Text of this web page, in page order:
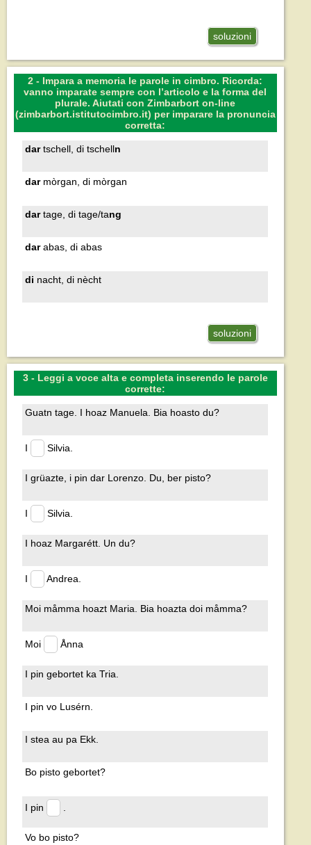
soluzioni
2 - Impara a memoria le parole in cimbro. Ricorda:
vanno imparate sempre con l’articolo e la forma del
plurale. Aiutati con Zimbarbort on-line
(zimbarbort.istitutocimbro.it) per imparare la pronuncia
corretta:
dartschell, di tschelln
darmòrgan, di mòrgan
dartage, di tage/tang
darabas, di abas
di nacht, di nècht
soluzioni
3 - Leggi a voce alta e completa inserendo le parole
corrette:
Guatn tage. I hoaz Manuela. Bia hoasto du?
I Silvia.
I grüazte, i pin dar Lorenzo. Du, ber pisto?
I Silvia.
I hoaz Margarétt. Un du?
I Andrea.
Moi måmma hoazt Maria. Bia hoazta doi måmma?
Moi Ånna
I pin gebortet ka Tria.
I pin vo Lusérn.
I stea au pa Ekk.
Bo pisto gebortet?
I pin
Vo bo pisto?